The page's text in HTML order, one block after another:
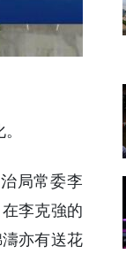
局常委李
李克強的
亦有送花